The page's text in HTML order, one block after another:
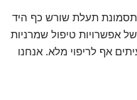
תעלת שורש כף היד
של אפשרויות טיפול שמרניות
אף לריפוי מלא. אנחנו